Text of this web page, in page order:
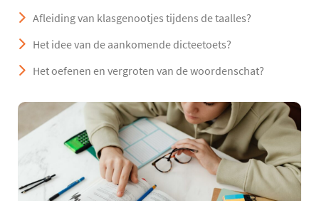
Afleiding van klasgenootjes tijdens de taalles?
Het idee van de aankomende dicteetoets?
Het oefenen en vergroten van de woordenschat?